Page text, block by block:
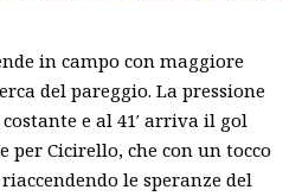
in campo con maggiore
del pareggio. La pressione
e al 41′ arriva il gol
per Cicirello, che con un tocco
le speranze del